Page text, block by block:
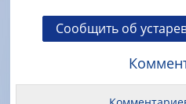
Сообщить об